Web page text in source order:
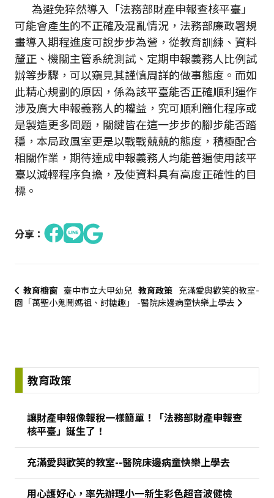
為避免猝然導入「法務部財產申報查核平臺」
可能會產生的不正確及混亂情況，法務部廉政署規
畫導入期程進度可說步步為營，從教育訓練、資料
釐正、機關主管系統測試、定期申報義務人比例試
辦等步驟，可以窺見其謹慎周詳的做事態度。而如
此精心規劃的原因，係為該平臺能否正確順利運作
涉及廣大申報義務人的權益，究可順利簡化程序或
是製造更多問題，關鍵皆在這一步步的腳步能否踏
穩，本局政風室更是以戰戰兢兢的態度，積極配合
相關作業，期待達成申報義務人均能普遍使用該平
臺以減輕程序負擔，及使資料具有高度正確性的目
標。
分享：
教育櫥窗 臺中市立大甲幼兒
園「萬聖小鬼鬧媽祖、討糖趣」
教育政策 充滿愛與歡笑的教室-
-醫院床邊病童快樂上學去
:::教育政策
讓財產申報像報稅一樣簡單！「法務部財產申報查
核平臺」誕生了！
充滿愛與歡笑的教室--醫院床邊病童快樂上學去
用心護好心，率先辦理小一新生彩色超音波健檢